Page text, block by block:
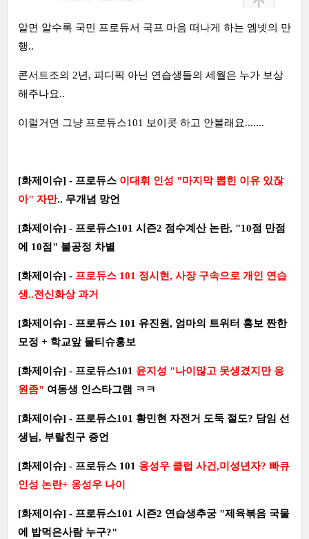
알면 알수록 국민 프로듀서 국프 마음 떠나게 하는 엠넷의 만
행..
콘서트조의 2년, 피디픽 아닌 연습생들의 세월은 누가 보상
해주나요..
이럴거면 그냥 프로듀스101 보이콧 하고 안볼래요.......
[화제이슈] - 프로듀스 이대휘 인성 "마지막 뽑힌 이유 있잖
아" 자만.. 무개념 망언
[화제이슈] - 프로듀스101 시즌2 점수계산 논란, "10점 만점
에 10점" 불공정 차별
[화제이슈] - 프로듀스 101 정시현, 사장 구속으로 개인 연습
생..전신화상 과거
[화제이슈] - 프로듀스 101 유진원, 엄마의 트위터 홍보 짠한
모정 + 학교앞 물티슈홍보
[화제이슈] - 프로듀스101 윤지성 "나이많고 못생겼지만 응
원좀" 여동생 인스타그램 ㅋㅋ
[화제이슈] - 프로듀스101 황민현 자전거 도둑 절도? 담임 선
생님, 부랄친구 증언
[화제이슈] - 프로듀스 101 옹성우 클럽 사건,미성년자? 빠큐
인성 논란+ 옹성우 나이
[화제이슈] - 프로듀스101 시즌2 연습생추궁 "제육볶음 국물
에 밥먹은사람 누구?"